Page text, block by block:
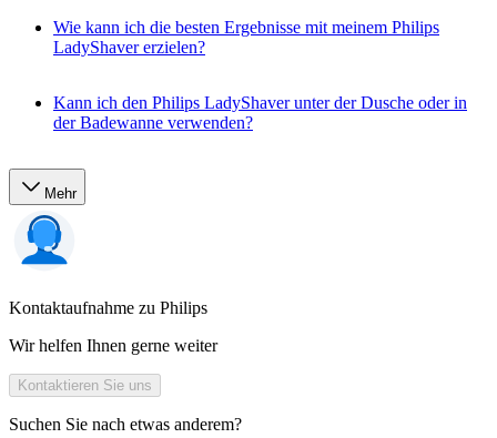
Wie kann ich die besten Ergebnisse mit meinem Philips
LadyShaver erzielen?
Kann ich den Philips LadyShaver unter der Dusche oder in
der Badewanne verwenden?
Mehr
Kontaktaufnahme zu Philips
Wir helfen Ihnen gerne weiter
Kontaktieren Sie uns
Suchen Sie nach etwas anderem?